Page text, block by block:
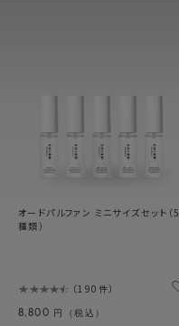
オードパルファン ミニサイズセット（5
種類）
190件
8,800 円（税込）